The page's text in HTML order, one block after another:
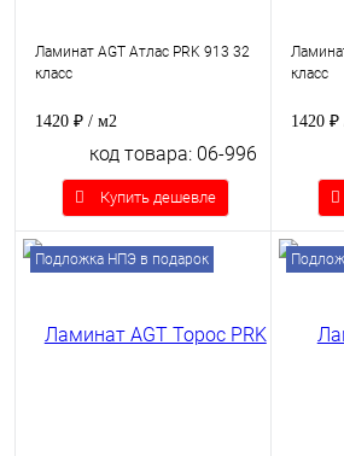
Ламинат AGT Атлас PRK 913 32
класс
1420 ₽ / м2
код товара: 06-996
Купить дешевле
класс
1420 ₽
Подложка НПЭ в подарок